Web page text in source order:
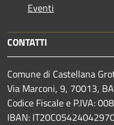
Eventi
CONTATTI
Comune di Castellana
Via Marconi, 9, 70013, BA
Codice Fiscale e P.IVA:
IBAN: